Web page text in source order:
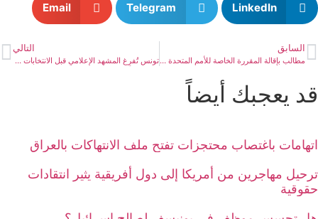
LinkedIn
Telegram
Email
السابق
مطالب بإقالة المقررة الخاصة للأمم المتحدة المعنية بمسألة التعذيب بسبب انحيازها
التالي
تونس تُفرِغ المشهد الإعلامي قبل الانتخابات الرئاسية
قد يعجبك أيضاً
اتهامات باغتصاب محتجزات تفتح ملف الانتهاكات بالعراق
ترحيل مهاجرين من أمريكا إلى دول أفريقية يثير انتقادات
حقوقية